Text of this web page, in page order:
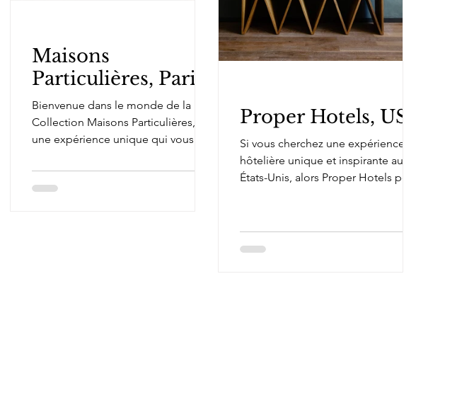
Maisons
Particulières, Paris
Bienvenue dans le monde de la
Collection Maisons Particulières,
une expérience unique qui vous
étiez...
Proper Hotels, USA
Si vous cherchez une expérience
hôtelière unique et inspirante au
États-Unis, alors Proper Hotels peut